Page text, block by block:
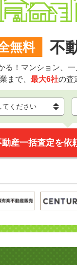
無料 不
る！マンション、
まで、 最大6社の査
産一括査定を依